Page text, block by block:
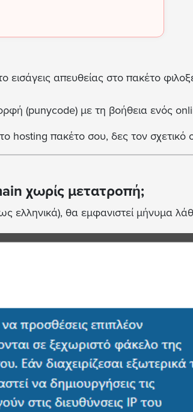
εισάγεις απευθείας στο πακέτο
(punycode) με τη βοήθεια ενός
hosting πακέτο σου, δες τον σχετικό
χωρίς μετατροπή;
ελληνικά), θα εμφανιστεί μήνυμα